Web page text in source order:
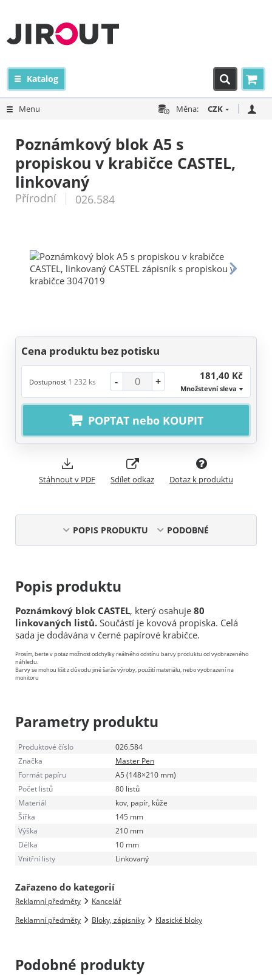
Katalog
Menu Měna: CZK
Poznámkový blok A5 s
propiskou v krabičce CASTEL,
linkovaný
Přírodní 026.584
Cena produktu bez potisku
Dostupnost 1 232 ks - + 181,40 Kč
Množstevní sleva
POPTAT nebo KOUPIT
Stáhnout v PDF Sdílet odkaz Dotaz k produktu
POPIS PRODUKTU PODOBNÉ
Popis produktu
Poznámkový blok CASTEL, který osahuje 80
linkovaných listů. Součástí je kovová propiska. Celá
sada je dodávána v černé papírové krabičce.
Prosím, berte v potaz možnost odchylky reálného odstínu barvy produktu od vyobrazeného
náhledu.
Barvy se mohou lišit z důvodu jiné šarže výroby, použití materiálu, nebo vyobrazení na
monitoru
Parametry produktu
Produktové číslo
026.584
Značka
Master Pen
Formát papíru
A5 (148×210 mm)
Počet listů
80 listů
Materiál
kov, papír, kůže
Šířka
145 mm
Výška
210 mm
Délka
10 mm
Vnitřní listy
Linkovaný
Zařazeno do kategorií
Reklamní předměty
Kancelář
Reklamní předměty
Bloky, zápisníky Klasické bloky
Podobné produkty